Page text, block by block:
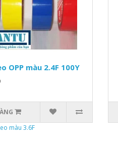
OPP màu 2.4F 100Y
màu 3.6F